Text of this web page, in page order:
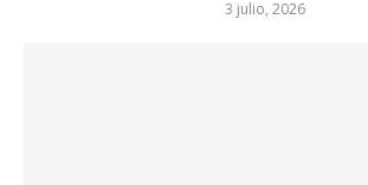
3 julio, 2026